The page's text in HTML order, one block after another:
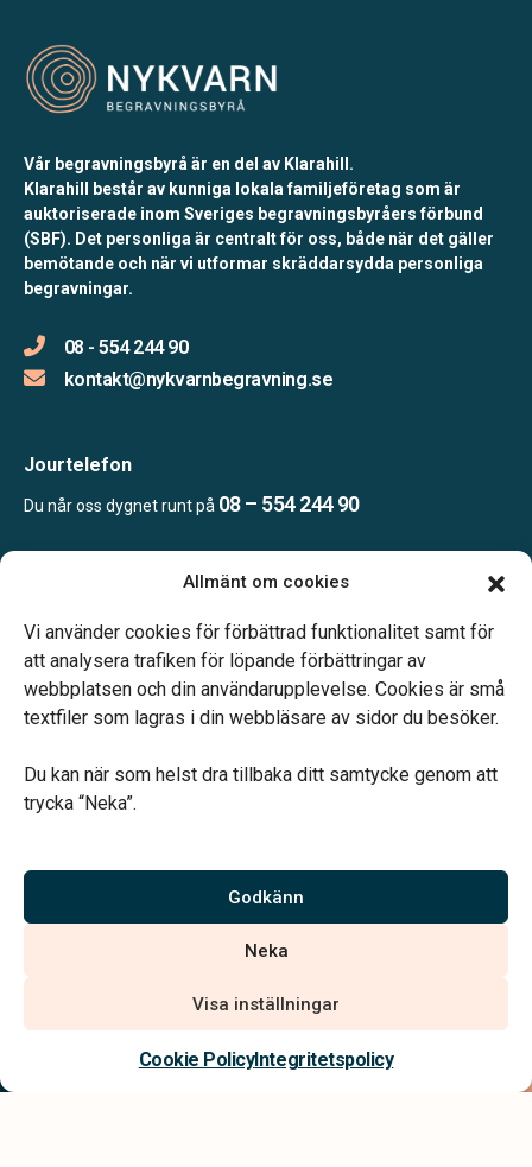
Allmänt om cookies
Vi använder cookies för förbättrad funktionalitet samt för
att analysera trafiken för löpande förbättringar av
webbplatsen och din användarupplevelse. Cookies är små
textfiler som lagras i din webbläsare av sidor du besöker.
Du kan när som helst dra tillbaka ditt samtycke genom att
trycka “Neka”.
Godkänn
Neka
Visa inställningar
Cookie PolicyIntegritetspolicy
Kontakta oss
Vår begravningsbyrå är en del av Klarahill.
Klarahill består av kunniga lokala familjeföretag som är
auktoriserade inom Sveriges begravningsbyråers förbund
(SBF). Det personliga är centralt för oss, både när det gäller
bemötande och när vi utformar skräddarsydda personliga
begravningar.
08 - 554 244 90
kontakt@nykvarnbegravning.se
Jourtelefon
Du når oss dygnet runt på 08 – 554 244 90
Mån & Ons: 13.30 – 16.30
Annan tid efter överenskommelse
Vi är auktoriserade av Sveriges Begravningsbyråers Förbund och
har högt ställda krav på utbildning, kvalitet, miljö och arbetsmiljö.